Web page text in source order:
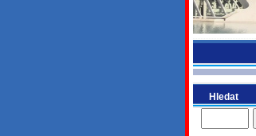
Hledat